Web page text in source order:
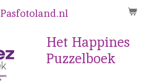
Pasfotoland.nl
Het Happines
Puzzelboek